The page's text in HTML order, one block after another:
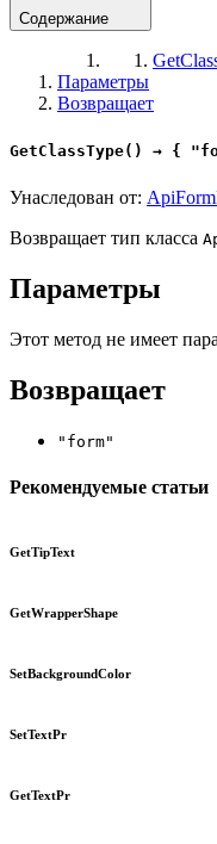
Содержание
Параметры
Возвращает
GetClassType() → {
Унаследован от:
Возвращает тип класса
Параметры
Этот метод не имеет
Возвращает
"form"
Рекомендуемые статьи
GetTipText
GetWrapperShape
SetBackgroundColor
SetTextPr
GetTextPr